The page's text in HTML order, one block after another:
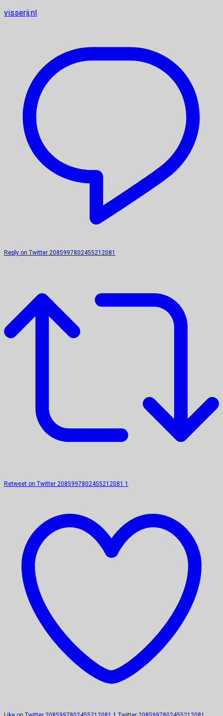
visserij.nl
Reply on Twitter 2085997802455212081
Retweet on Twitter 2085997802455212081 1